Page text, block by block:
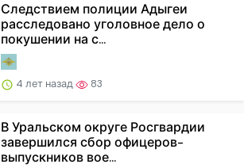
Следствием полиции Адыгеи
расследовано уголовное дело о
покушении на с...
4 лет назад 83
В Уральском округе Росгвардии
завершился сбор офицеров-
выпускников вое...